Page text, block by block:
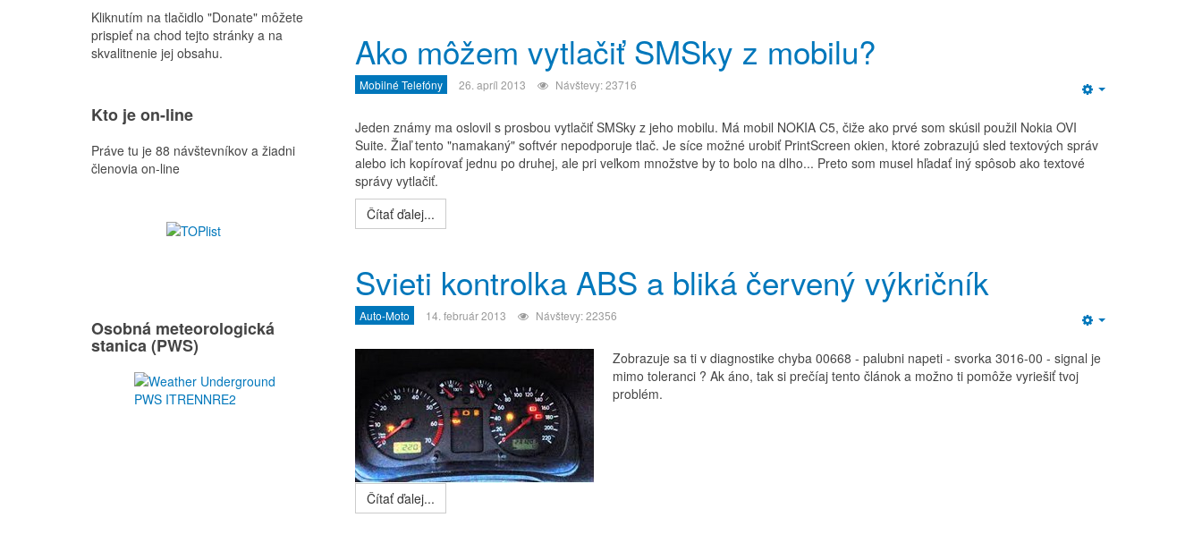
Ako môžem vytlačiť SMSky z mobilu?
Mobilné Telefóny 26. apríl 2013 Návštevy: 23716
Jeden známy ma oslovil s prosbou vytlačiť SMSky z jeho mobilu. Má mobil NOKIA C5, čiže ako prvé som skúsil použil Nokia OVI
Suite. Žiaľ tento "namakaný" softvér nepodporuje tlač. Je síce možné urobiť PrintScreen okien, ktoré zobrazujú sled textových správ
alebo ich kopírovať jednu po druhej, ale pri veľkom množstve by to bolo na dlho... Preto som musel hľadať iný spôsob ako textové
správy vytlačiť.
Čítať ďalej...
Svieti kontrolka ABS a bliká červený výkričník
Auto-Moto 14. február 2013 Návštevy: 22356
Zobrazuje sa ti v diagnostike chyba 00668 - palubni napeti - svorka 3016-00 - signal je
mimo toleranci ? Ak áno, tak si prečíaj tento článok a možno ti pomôže vyriešiť tvoj
problém.
Čítať ďalej...
Kliknutím na tlačidlo "Donate" môžete
prispieť na chod tejto stránky a na
skvalitnenie jej obsahu.
Kto je on-line
Práve tu je 88 návštevníkov a žiadni
členovia on-line
Osobná meteorologická
stanica (PWS)